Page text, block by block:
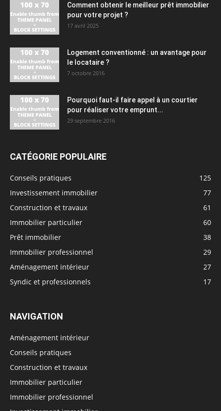
Comment obtenir le meilleur prêt immobilier
pour votre projet ?
17 avril 2025
Logement conventionné : un avantage pour
le locataire ?
7 octobre 2016
Pourquoi faut-il faire appel à un courtier
pour réaliser votre emprunt...
29 septembre 2016
CATÉGORIE POPULAIRE
Conseils pratiques
125
Investissement immobilier
77
Construction et travaux
61
Immobilier particulier
60
Prêt immobilier
38
Immobilier professionnel
29
Aménagement intérieur
27
Syndic et professionnels
17
NAVIGATION
Aménagement intérieur
Conseils pratiques
Construction et travaux
Immobilier particulier
Immobilier professionnel